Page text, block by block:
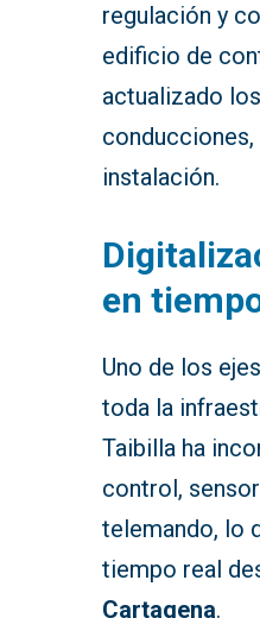
regulación y
edificio de
actualizado
instalación.
en
Uno de los
toda la
Taibilla ha
control,
telemando, lo
tiempo real
Cartagena.